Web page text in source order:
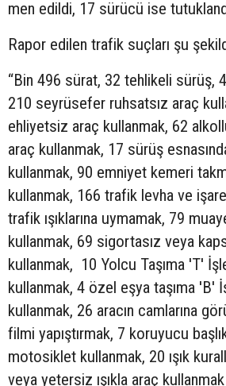
men edildi, 17 sürücü ise
Rapor edilen trafik suçları şu
“Bin 496 sürat, 32 tehlikeli sürüş,
210 seyrüsefer ruhsatsız araç
ehliyetsiz araç kullanmak, 62
araç kullanmak, 17 sürüş
kullanmak, 90 emniyet kemeri
kullanmak, 166 trafik levha ve
trafik ışıklarına uymamak, 79
kullanmak, 69 sigortasız veya
kullanmak, 10 Yolcu Taşıma 'T'
kullanmak, 4 özel eşya taşıma 'B'
kullanmak, 26 aracın camlarına
filmi yapıştırmak, 7 koruyucu
motosiklet kullanmak, 20 ışık
veya yetersiz ışıkla araç